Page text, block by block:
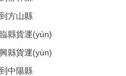
方山縣
縣貨運(yùn)
縣貨運(yùn)
中陽縣